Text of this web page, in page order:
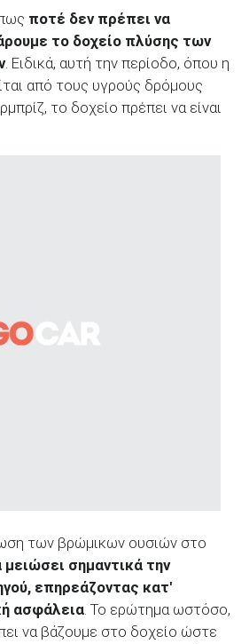
ποτέ δεν πρέπει να
το δοχείο πλύσης των
. Ειδικά, αυτή την περίοδο, όπου η
από τους υγρούς δρόμους
το δοχείο πρέπει να είναι
των βρώμικων ουσιών στο
μειώσει σημαντικά την
επηρεάζοντας κατ'
ασφάλεια. Το ερώτημα ωστόσο,
να βάζουμε στο δοχείο ώστε